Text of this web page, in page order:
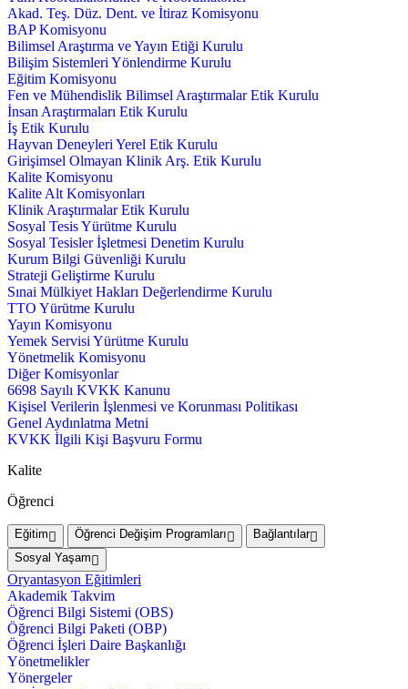
Akad. Teş. Düz. Dent. ve İtiraz Komisyonu
BAP Komisyonu
Bilimsel Araştırma ve Yayın Etiği Kurulu
Bilişim Sistemleri Yönlendirme Kurulu
Eğitim Komisyonu
Fen ve Mühendislik Bilimsel Araştırmalar Etik Kurulu
İnsan Araştırmaları Etik Kurulu
İş Etik Kurulu
Hayvan Deneyleri Yerel Etik Kurulu
Girişimsel Olmayan Klinik Arş. Etik Kurulu
Kalite Komisyonu
Kalite Alt Komisyonları
Klinik Araştırmalar Etik Kurulu
Sosyal Tesis Yürütme Kurulu
Sosyal Tesisler İşletmesi Denetim Kurulu
Kurum Bilgi Güvenliği Kurulu
Strateji Geliştirme Kurulu
Sınai Mülkiyet Hakları Değerlendirme Kurulu
TTO Yürütme Kurulu
Yayın Komisyonu
Yemek Servisi Yürütme Kurulu
Yönetmelik Komisyonu
Diğer Komisyonlar
6698 Sayılı KVKK Kanunu
Kişisel Verilerin İşlenmesi ve Korunması Politikası
Genel Aydınlatma Metni
KVKK İlgili Kişi Başvuru Formu
Kalite
Öğrenci
Eğitim Öğrenci Değişim Programları
Bağlantılar
Sosyal Yaşam
Oryantasyon Eğitimleri
Akademik Takvim
Öğrenci Bilgi Sistemi (OBS)
Öğrenci Bilgi Paketi (OBP)
Öğrenci İşleri Daire Başkanlığı
Yönetmelikler
Yönergeler